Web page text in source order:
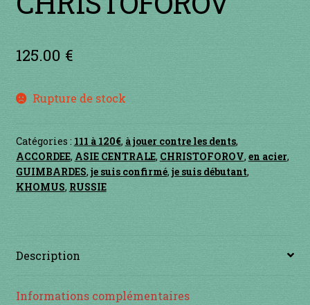
Contact
en bronze
en cuivre
en plastique
GUIMBARDES
125.00 €
Rupture de stock
Catégories : 111 à 120€, à jouer contre les dents,
ACCORDEE, ASIE CENTRALE, CHRISTOFOROV, en acier,
GUIMBARDES,je suis confirmé, je suis débutant,
KHOMUS, RUSSIE
Description
Informations complémentaires